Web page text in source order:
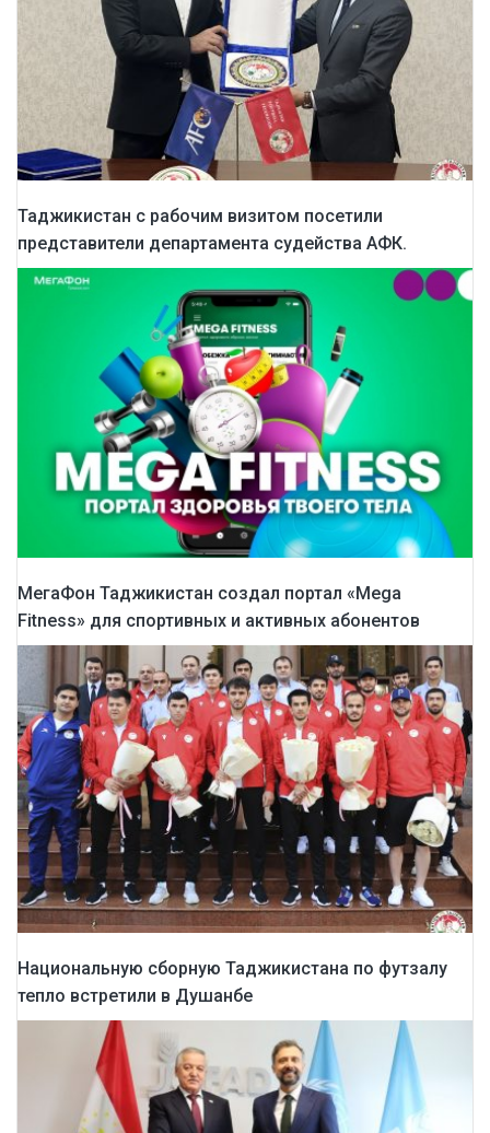
Таджикистан с рабочим визитом посетили
представители департамента судейства АФК.
МегаФон Таджикистан создал портал «Mega
Fitness» для спортивных и активных абонентов
Национальную сборную Таджикистана по футзалу
тепло встретили в Душанбе